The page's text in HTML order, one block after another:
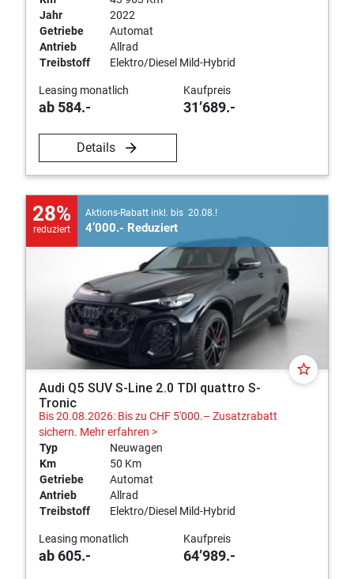
Jahr
2022
Getriebe
Automat
Antrieb
Allrad
Treibstoff
Elektro/Diesel Mild-Hybrid
Leasing monatlich
ab 584.-
Kaufpreis
31’689.-
Details
28%
reduziert
Aktions-Rabatt inkl. bis 20.08.!
4’000.- Reduziert
star_border
Audi Q5 SUV S-Line 2.0 TDI quattro S-
Tronic
Bis 20.08.2026: Bis zu CHF 5'000.– Zusatzrabatt
sichern. Mehr erfahren >
Typ
Neuwagen
Km
50 Km
Getriebe
Automat
Antrieb
Allrad
Treibstoff
Elektro/Diesel Mild-Hybrid
Leasing monatlich
ab 605.-
Kaufpreis
64’989.-